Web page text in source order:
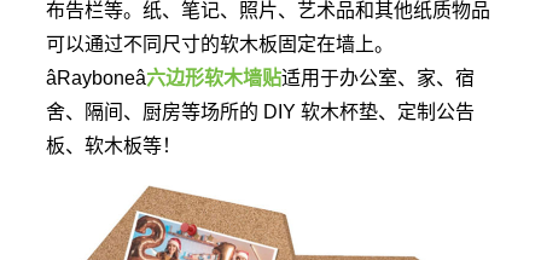
布告栏等。纸、笔记、照片、艺术品和其他纸质物品
可以通过不同尺寸的软木板固定在墙上。
âRayboneâ六边形软木墙贴适用于办公室、家、宿
舍、隔间、厨房等场所的 DIY 软木杯垫、定制公告
板、软木板等！